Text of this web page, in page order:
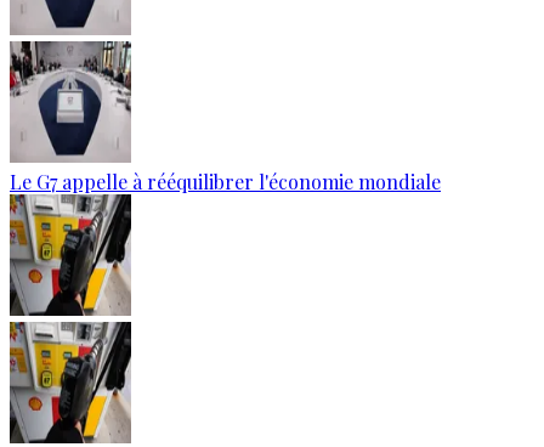
Le G7 appelle à rééquilibrer l'économie mondiale